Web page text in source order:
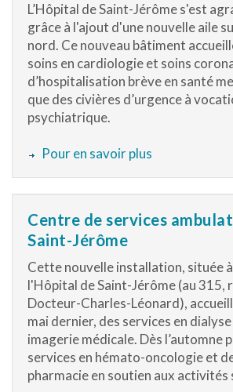
L’Hôpital de Saint-Jérôme s'est
grâce à l'ajout d'une nouvelle aile
nord. Ce nouveau bâtiment
soins en cardiologie et soins
d’hospitalisation brève en santé
que des civières d’urgence à
psychiatrique.
Pour en savoir plus
Centre de services
Saint-Jérôme
Cette nouvelle installation, située
l'Hôpital de Saint-Jérôme (au 315,
Docteur-Charles-Léonard),
mai dernier, des services en
imagerie médicale. Dès l’automne
services en hémato-oncologie et
pharmacie en soutien aux activités